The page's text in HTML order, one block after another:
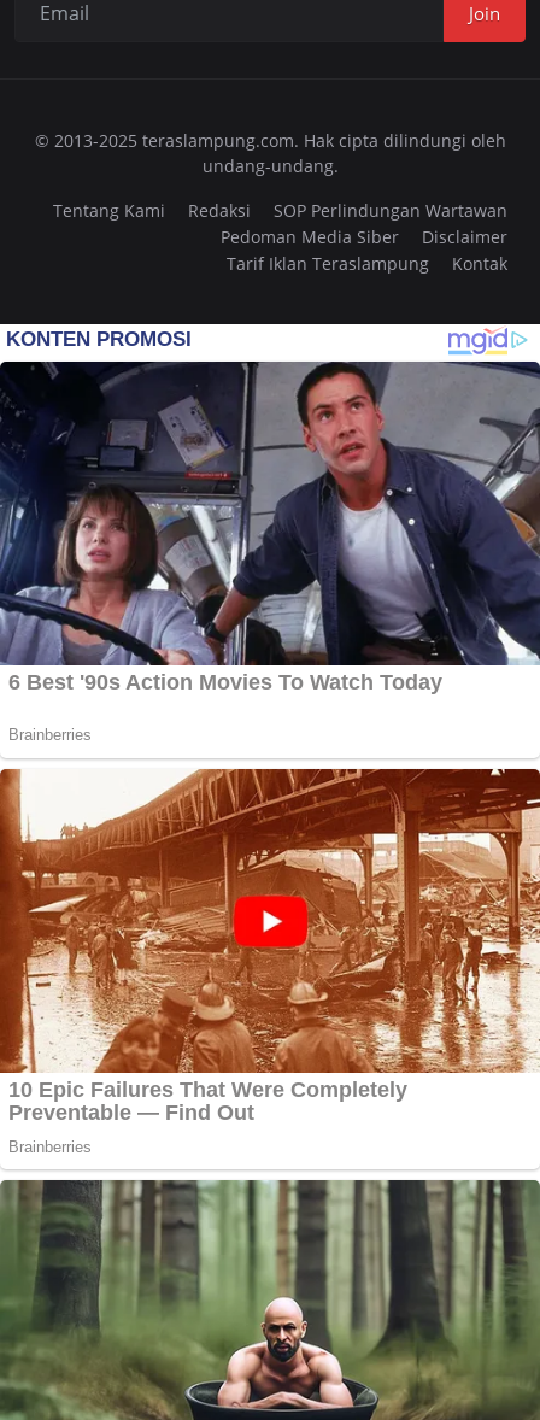
Join
© 2013-2025 teraslampung.com. Hak cipta dilindungi oleh
undang-undang.
Tentang Kami
Redaksi
SOP Perlindungan Wartawan
Pedoman Media Siber
Disclaimer
Tarif Iklan Teraslampung
Kontak